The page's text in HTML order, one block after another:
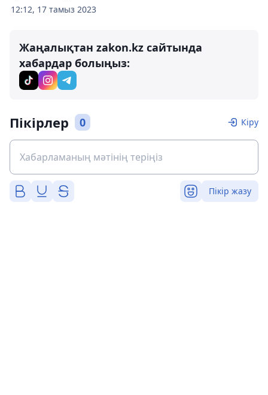
12:12, 17 тамыз 2023
Жаңалықтан zakon.kz сайтында
хабардар болыңыз:
Пікірлер 0 Кіру
Пікір жазу